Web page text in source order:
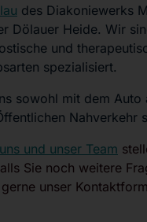
des Diakoniewerks
Dölauer Heide. Wir
und
spezialisiert.
sowohl mit dem Auto
Nahverkehr
und unser Team
Sie noch weitere
unser